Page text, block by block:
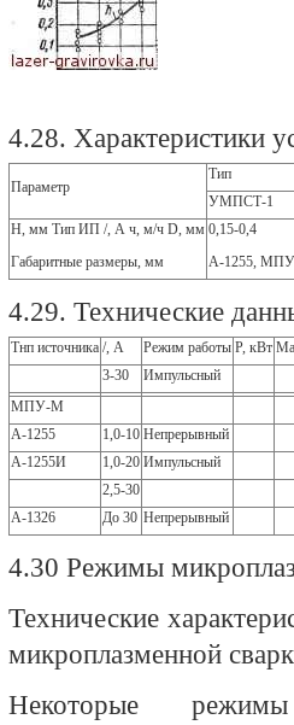
4.28. Характеристики
Параметр
Тип
УМПСТ-1
Н, мм Тип ИП /, А ч, м/ч D, мм
Габаритные размеры, мм
0,15-0,4
А-1255, МПУ-
4.29. Технические
Тнп источника /, А Режим работы Р, кВт
3-30
Импульсный
МПУ-М
А-1255
1,0-10 Непрерывный
А-1255И
1,0-20 Импульсный
2,5-30
А-1326
До 30 Непрерывный
4.30 Режимы
Технические
микроплазменной
Некоторые режимы